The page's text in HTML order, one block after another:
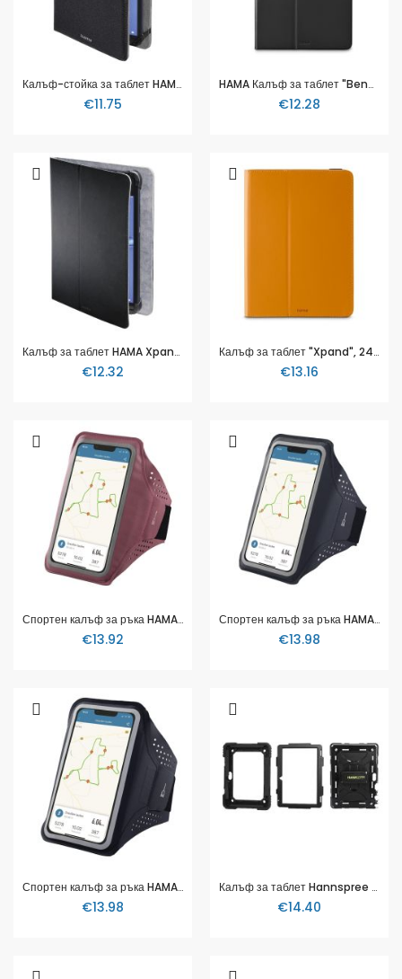
Калъф-стойка за таблет HAMA Strap, 9.5 - 11", Черен, 216429
€11.75
HAMA Калъф за таблет "Bend 2.0" за Samsung Galaxy Tab S9+/S9 FE+ 12.4", 222029
€12.28
Калъф за таблет HAMA Xpand, 9.5 - 11", Черен, 216427
€12.32
Калъф за таблет "Xpand", 24 - 28 cm (9.5 - 11"), Оранжев
€13.16
Спортен калъф за ръка HAMA Finest Sports, За телефони XL, Розов
€13.92
Спортен калъф за ръка HAMA Finest Sports, За телефони XL, Черен
€13.98
Спортен калъф за ръка HAMA Finest Sports, За телефони, XXL, 177997
€13.98
Калъф за таблет Hannspree Zeus Rugged, 13.3", За Zeus 2, Черен
€14.40